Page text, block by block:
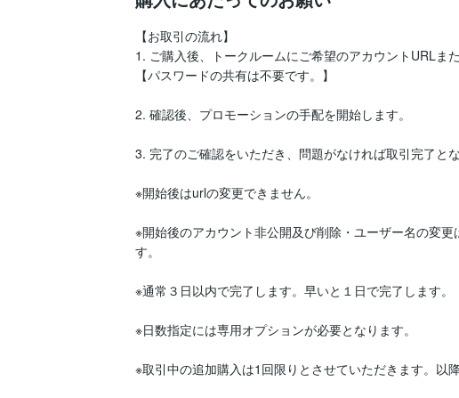
【お取引の流れ】
1. ご購入後、トークルームにご希望のアカウントURLま
【パスワードの共有は不要です。】
2. 確認後、プロモーションの手配を開始します。
3. 完了のご確認をいただき、問題がなければ取引完了とな
※開始後はurlの変更できません。
※開始後のアカウント非公開及び削除・ユーザー名の変
す。
※通常３日以内で完了します。早いと１日で完了します。
※日数指定には専用オプションが必要となります。
※取引中の追加購入は1回限りとさせていただきます。以